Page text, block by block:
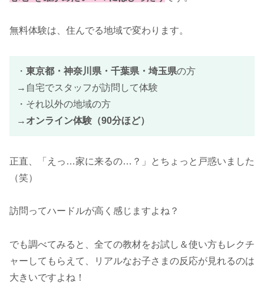
無料体験は、住んでる地域で変わります。
・ 東京都・神奈川県・千葉県・埼玉県の方
→自宅でスタッフが訪問して体験
・それ以外の地域の方
→ オンライン体験（90分ほど）
正直、「えっ…家に来るの…？」とちょっと戸惑いました
（笑）
訪問ってハードルが高く感じますよね？
でも調べてみると、全ての教材をお試し＆使い方もレクチ
ャーしてもらえて、リアルなお子さまの反応が見れるのは
大きいですよね！